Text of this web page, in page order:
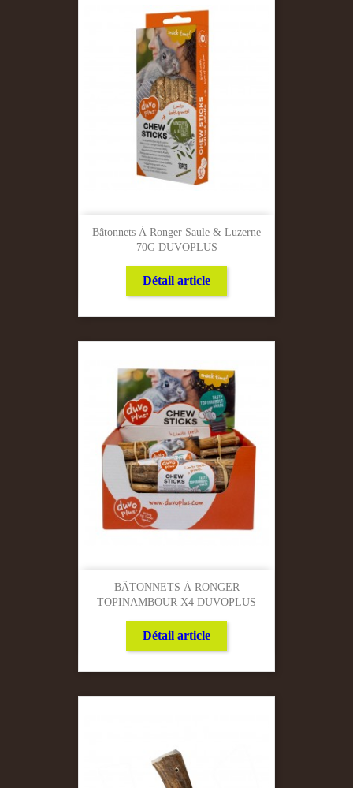
Bâtonnets À Ronger Saule & Luzerne
70G DUVOPLUS
Détail article
BÂTONNETS À RONGER
TOPINAMBOUR X4 DUVOPLUS
Détail article